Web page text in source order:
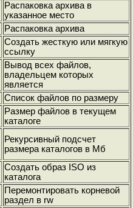
Распаковка архива в
указанное место
Распаковка архива
Создать жесткую или мягкую
ссылку
Вывод всех файлов,
владельцем которых
является
Список файлов по размеру
Размер файлов в текущем
каталоге
Рекурсивный подсчет
размера каталогов в Мб
Создать образ ISO из
каталога
Перемонтировать корневой
раздел в rw